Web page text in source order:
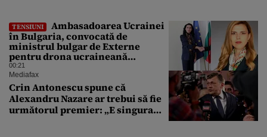
TENSIUNI
Ambasadoarea Ucrainei
în Bulgaria, convocată de
ministrul bulgar de Externe
pentru drona ucraineană
prăbușită în apropierea
infrastructurii critice
00:21
Mediafax
Crin Antonescu spune că
Alexandru Nazare ar trebui să fie
următorul premier: „E singura